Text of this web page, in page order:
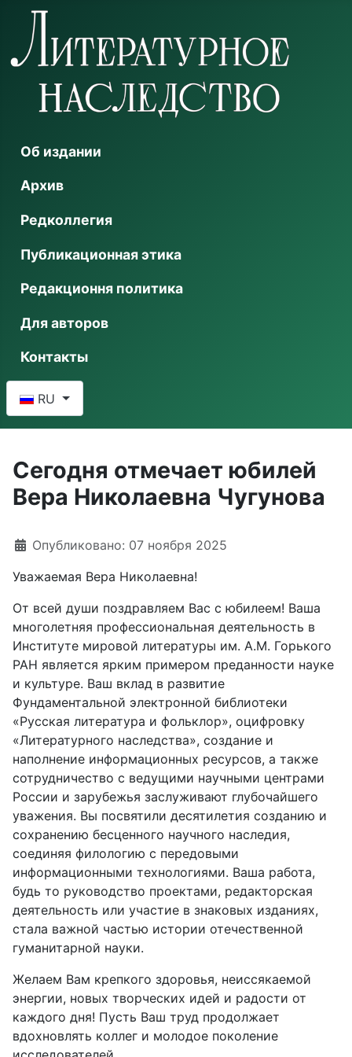
Об издании
Архив
Редколлегия
Публикационная этика
Редакционня политика
Для авторов
Контакты
RU
Сегодня отмечает юбилей
Вера Николаевна Чугунова
Информация о материале
Опубликовано: 07 ноября 2025
Уважаемая Вера Николаевна!
От всей души поздравляем Вас с юбилеем! Ваша
многолетняя профессиональная деятельность в
Институте мировой литературы им. А.М. Горького
РАН является ярким примером преданности науке
и культуре. Ваш вклад в развитие
Фундаментальной электронной библиотеки
«Русская литература и фольклор», оцифровку
«Литературного наследства», создание и
наполнение информационных ресурсов, а также
сотрудничество с ведущими научными центрами
России и зарубежья заслуживают глубочайшего
уважения. Вы посвятили десятилетия созданию и
сохранению бесценного научного наследия,
соединяя филологию с передовыми
информационными технологиями. Ваша работа,
будь то руководство проектами, редакторская
деятельность или участие в знаковых изданиях,
стала важной частью истории отечественной
гуманитарной науки.
Желаем Вам крепкого здоровья, неиссякаемой
энергии, новых творческих идей и радости от
каждого дня! Пусть Ваш труд продолжает
вдохновлять коллег и молодое поколение